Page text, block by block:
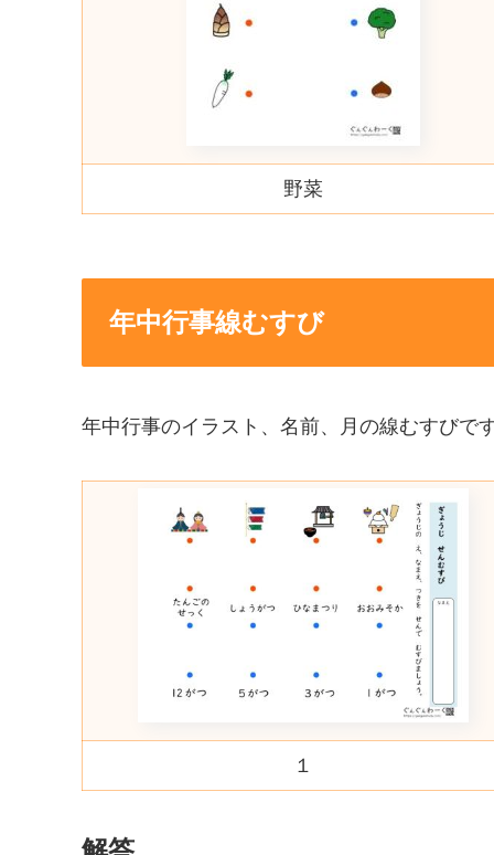
野菜
年中行事線むすび
年中行事のイラスト、名前、月の線むすびで
１